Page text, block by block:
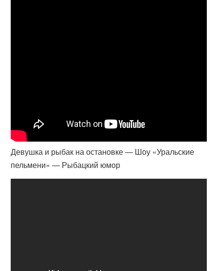
Девушка и рыбак на остановке — Шоу «Уральские
пельмени» — Рыбацкий юмор